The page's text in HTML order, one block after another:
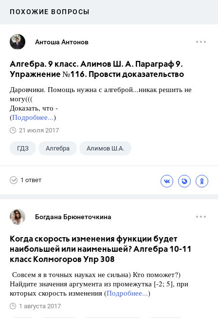
ПОХОЖИЕ ВОПРОСЫ
Антоша Антонов
Алгебра. 9 класс. Алимов Ш. А. Параграф 9.
Упражнение №116. Провсти доказательство
Даровчики. Помощь нужна с алгеброй...никак решить не
могу(((
Доказать, что -
(Подробнее...)
21 июля 2017
ГДЗ Алгебра Алимов Ш.А.
1 ответ
Богдана Брюнеточкина
Когда скорость изменения функции будет
наибольшей или наименьшей? Алгебра 10-11
класс Колмогоров Упр 308
Совсем я в точных науках не сильна) Кто поможет?)
Найдите значения аргумента из промежутка [-2; 5], при
которых скорость изменения (Подробнее...)
1 августа 2017